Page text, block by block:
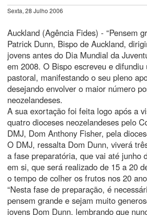
Sexta, 28 Julho 2006
Auckland (Agência Fides) - “Pensem
Patrick Dunn, Bispo de Auckland,
jovens antes do Dia Mundial da
em 2008. O Bispo escreveu e
pastoral, manifestando o seu pleno
desejando envolver o maior número
neozelandeses.
A sua exortação foi feita logo após a
quatro dioceses neozelandeses pelo
DMJ, Dom Anthony Fisher, pela
O DMJ, ressalta Dom Dunn, viverá
a fase preparatória, que vai até junho
em si, que será realizado de 15 a 20
o tempo de colher os frutos nos 20
“Nesta fase de preparação, é
pensem grande e sejam muito
jovens Dom Dunn, lembrando que